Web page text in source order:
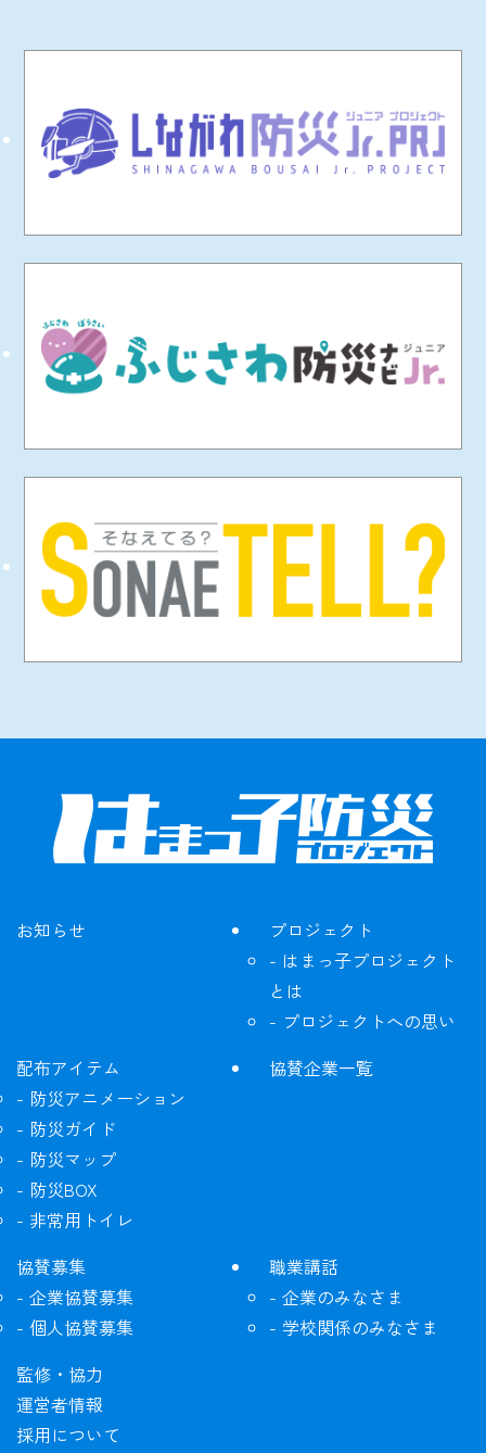
お知らせ
プロジェクト
はまっ子プロジェクト
とは
プロジェクトへの思い
配布アイテム
防災アニメーション
防災ガイド
防災マップ
防災BOX
非常用トイレ
協賛企業一覧
協賛募集
企業協賛募集
個人協賛募集
職業講話
企業のみなさま
学校関係のみなさま
監修・協力
運営者情報
採用について